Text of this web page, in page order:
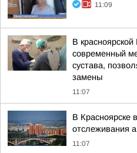
11:09
В
современный
сустава,
замены
11:07
В Красноярске
отслеживания
11:07